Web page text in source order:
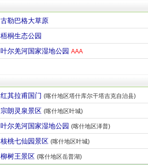
古勒巴格大草原
梧桐生态公园
叶尔羌河国家湿地公园 AAA
红其拉甫国门 (喀什地区塔什库尔干塔吉克自治县)
宗朗灵泉景区 (喀什地区叶城)
叶尔羌河国家湿地公园 (喀什地区泽普)
核桃七仙园景区 (喀什地区叶城)
柳树王景区 (喀什地区岳普湖)